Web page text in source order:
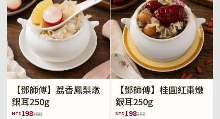
【鄧師傅】荔香鳳梨燉
銀耳250g
NT$ 198388
【鄧師傅】桂圓紅棗燉
銀耳250g
NT$ 198388